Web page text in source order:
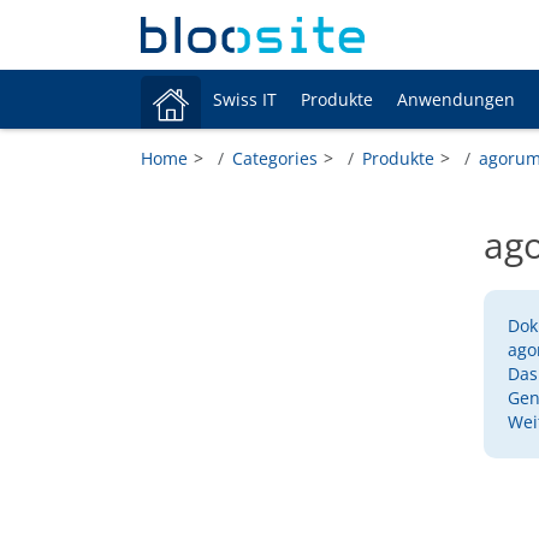
Swiss IT Produkte Anwendungen
Home Categories Produkte